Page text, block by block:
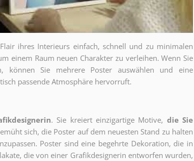
ihres Interieurs einfach, schnell und zu minimalen
einem Raum neuen Charakter zu verleihen. Wenn Sie
können Sie mehrere Poster auswählen und eine
passende Atmosphäre hervorruft.
. Sie kreiert einzigartige Motive, die Sie
sich, die Poster auf dem neuesten Stand zu halten
Poster sind eine begehrte Dekoration, die in
die von einer Grafikdesignerin entworfen wurden,